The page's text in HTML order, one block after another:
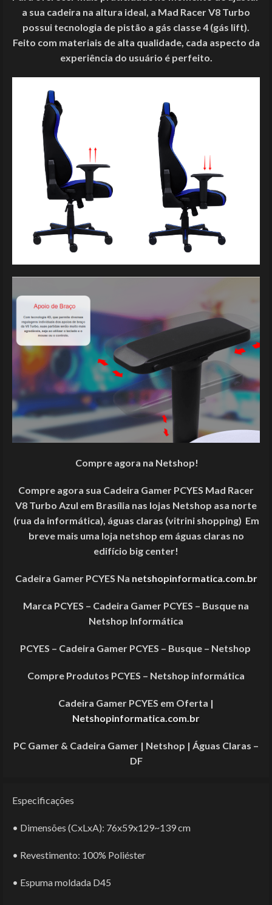
a sua cadeira na altura ideal, a Mad Racer V8 Turbo
possui tecnologia de pistão a gás classe 4 (gás lift).
Feito com materiais de alta qualidade, cada aspecto da
experiência do usuário é perfeito.
Compre agora na Netshop!
Compre agora sua Cadeira Gamer PCYES Mad Racer
V8 Turbo Azul em Brasília nas lojas Netshop asa norte
(rua da informática), águas claras (vitrini shopping) Em
breve mais uma loja netshop em águas claras no
edifício big center!
Cadeira Gamer PCYES Na netshopinformatica.com.br
Marca PCYES – Cadeira Gamer PCYES – Busque na
Netshop Informática
PCYES – Cadeira Gamer PCYES – Busque – Netshop
Compre Produtos PCYES – Netshop informática
Cadeira Gamer PCYES em Oferta |
Netshopinformatica.com.br
PC Gamer & Cadeira Gamer | Netshop | Águas Claras –
DF
Especificações
• Dimensões (CxLxA): 76x59x129~139 cm
• Revestimento: 100% Poliéster
• Espuma moldada D45